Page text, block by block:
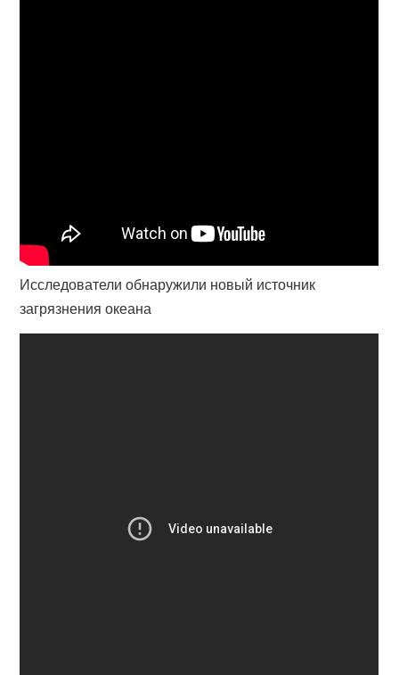
Исследователи обнаружили новый источник
загрязнения океана